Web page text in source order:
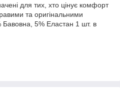
для тих, хто цінує комфорт
та оригінальними
5% Еластан 1 шт. в